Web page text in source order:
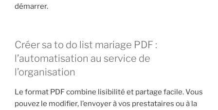
démarrer.
Créer sa to do list mariage PDF :
l’automatisation au service de
l’organisation
Le format PDF combine lisibilité et partage facile. Vous
pouvez le modifier, l’envoyer à vos prestataires ou à la